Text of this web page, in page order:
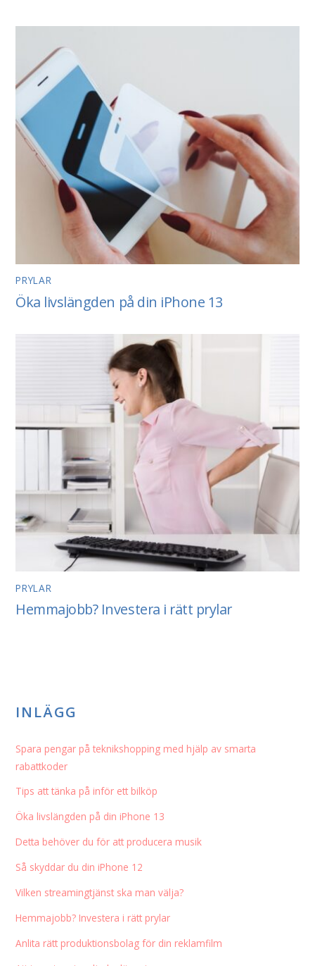
PRYLAR
Öka livslängden på din iPhone 13
PRYLAR
Hemmajobb? Investera i rätt prylar
INLÄGG
Spara pengar på teknikshopping med hjälp av smarta
rabattkoder
Tips att tänka på inför ett bilköp
Öka livslängden på din iPhone 13
Detta behöver du för att producera musik
Så skyddar du din iPhone 12
Vilken streamingtjänst ska man välja?
Hemmajobb? Investera i rätt prylar
Anlita rätt produktionsbolag för din reklamfilm